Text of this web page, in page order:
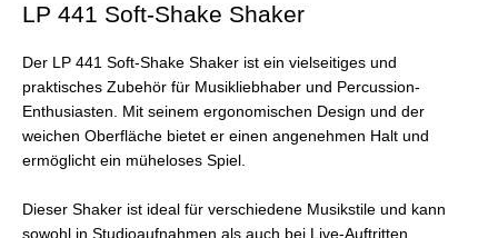
LP 441 Soft-Shake Shaker
Der LP 441 Soft-Shake Shaker ist ein vielseitiges und
praktisches Zubehör für Musikliebhaber und Percussion-
Enthusiasten. Mit seinem ergonomischen Design und der
weichen Oberfläche bietet er einen angenehmen Halt und
ermöglicht ein müheloses Spiel.
Dieser Shaker ist ideal für verschiedene Musikstile und kann
sowohl in Studioaufnahmen als auch bei Live-Auftritten